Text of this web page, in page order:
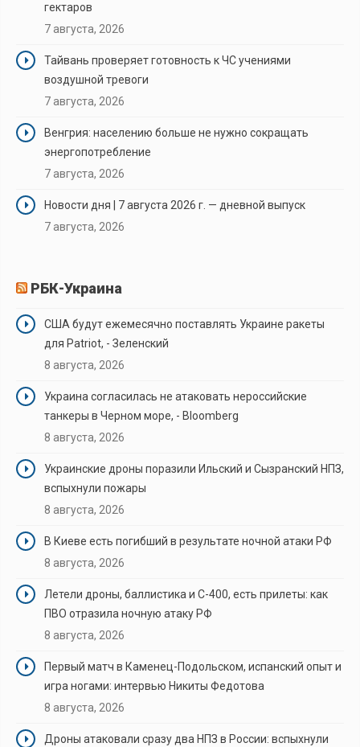
гектаров
7 августа, 2026
Тайвань проверяет готовность к ЧС учениями
воздушной тревоги
7 августа, 2026
Венгрия: населению больше не нужно сокращать
энергопотребление
7 августа, 2026
Новости дня | 7 августа 2026 г. — дневной выпуск
7 августа, 2026
РБК-Украина
США будут ежемесячно поставлять Украине ракеты
для Patriot, - Зеленский
8 августа, 2026
Украина согласилась не атаковать нероссийские
танкеры в Черном море, - Bloomberg
8 августа, 2026
Украинские дроны поразили Ильский и Сызранский НПЗ,
вспыхнули пожары
8 августа, 2026
В Киеве есть погибший в результате ночной атаки РФ
8 августа, 2026
Летели дроны, баллистика и С-400, есть прилеты: как
ПВО отразила ночную атаку РФ
8 августа, 2026
Первый матч в Каменец-Подольском, испанский опыт и
игра ногами: интервью Никиты Федотова
8 августа, 2026
Дроны атаковали сразу два НПЗ в России: вспыхнули